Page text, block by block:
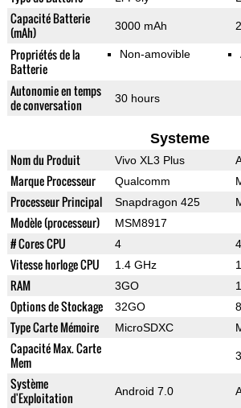
Capacité Batterie
(mAh)
3000 mAh
Propriétés de la
Batterie
Non-amovible
Autonomie en temps
de conversation
30 hours
Systeme
Nom du Produit Vivo XL3 Plus
Marque Processeur Qualcomm
Processeur Principal Snapdragon 425
Modèle (processeur) MSM8917
# Cores CPU 4 4
Vitesse horloge CPU 1.4 GHz
RAM 3GO
Options de Stockage 32GO
Type Carte Mémoire MicroSDXC
Capacité Max. Carte
Mem
Système
d'Exploitation
Android 7.0